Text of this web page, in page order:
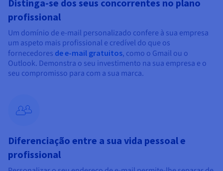
Preços
Disponibilidade por regiões
Documentação
Roadmap & Changelog
Observabilidade
Roadmap & Changelog
Roadmap & Changelog
Roadmap & Changelog
Roadmap & Changelog
Diferenciação entre a sua vida pessoal e
profissional
Distinga-se dos seus concorrentes no plano
profissional
Um domínio de e-mail personalizado confere à sua empresa
um aspeto mais profissional e credível do que os
fornecedores de e-mail gratuitos, como o Gmail ou o
Outlook. Demonstra o seu investimento na sua empresa e o
seu compromisso para com a sua marca.